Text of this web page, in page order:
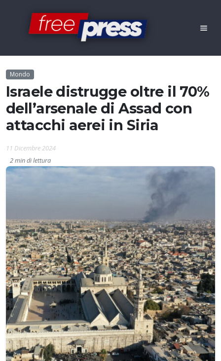
Mondo
Israele distrugge oltre il 70%
dell’arsenale di Assad con
attacchi aerei in Siria
11 Dicembre 2024
2 min di lettura